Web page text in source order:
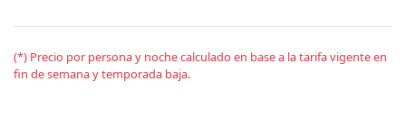
(*) Precio por persona y noche calculado en base a la tarifa vigente en
fin de semana y temporada baja.